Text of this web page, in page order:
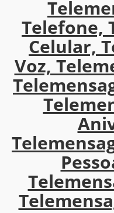
Telefone,
Celular,
Voz,